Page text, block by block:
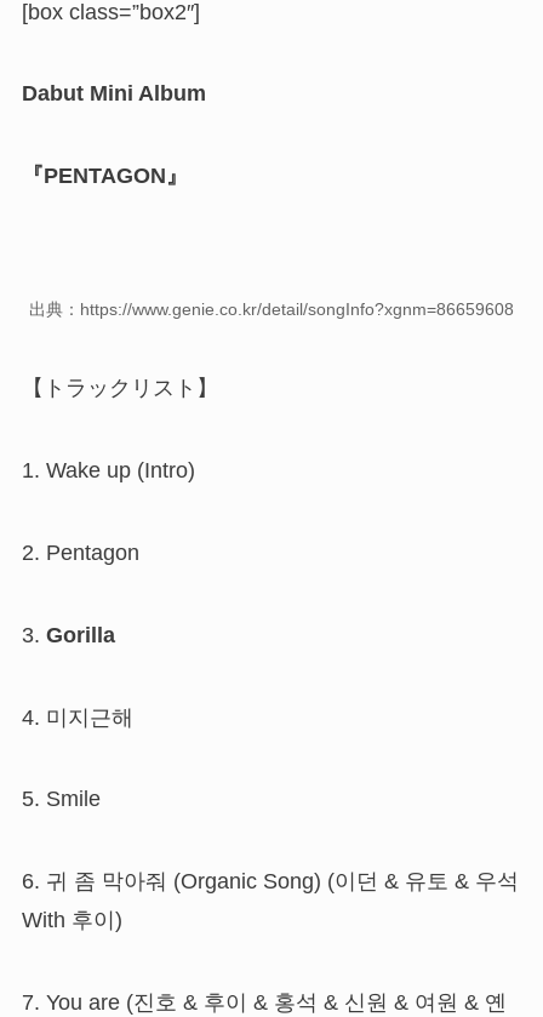
[box class=”box2″]
Dabut Mini Album
『PENTAGON』
出典：https://www.genie.co.kr/detail/songInfo?xgnm=86659608
【トラックリスト】
1. Wake up (Intro)
2. Pentagon
3. Gorilla
4. 미지근해
5. Smile
6. 귀 좀 막아줘 (Organic Song) (이던 & 유토 & 우석
With 후이)
7. You are (진호 & 후이 & 홍석 & 신원 & 여원 & 옌